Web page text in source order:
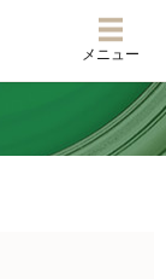
メニ
メニュー